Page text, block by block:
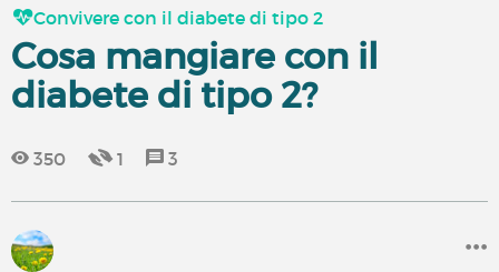
Convivere con il diabete di tipo 2
Cosa mangiare con il
diabete di tipo 2?
350 1 3